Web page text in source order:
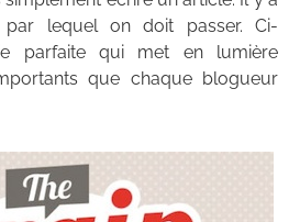
lequel on doit passer. Ci-
parfaite qui met en lumière
que chaque blogueur